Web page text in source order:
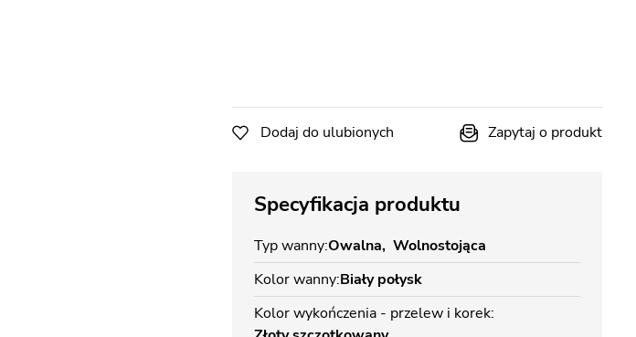
Dodaj do ulubionych Zapytaj o produkt
Specyfikacja produktu
Typ wannyOwalna Wolnostojąca
Kolor wanny Biały połysk
Kolor wykończenia - przelew i korek